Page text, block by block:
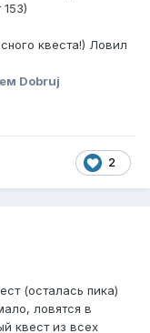
квеста!) Ловил
Dobruj
2
(осталась пика)
ловятся в
квест из всех